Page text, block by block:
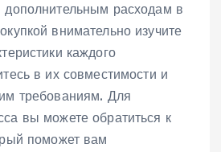
дополнительным расходам в
внимательно изучите
каждого
в их совместимости и
требованиям. Для
вы можете обратиться к
поможет вам